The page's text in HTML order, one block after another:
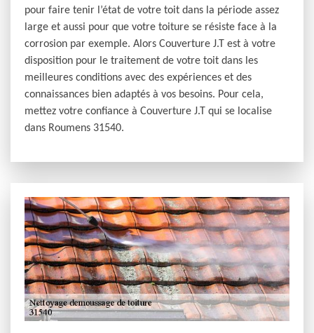
pour faire tenir l’état de votre toit dans la période assez
large et aussi pour que votre toiture se résiste face à la
corrosion par exemple. Alors Couverture J.T est à votre
disposition pour le traitement de votre toit dans les
meilleures conditions avec des expériences et des
connaissances bien adaptés à vos besoins. Pour cela,
mettez votre confiance à Couverture J.T qui se localise
dans Roumens 31540.